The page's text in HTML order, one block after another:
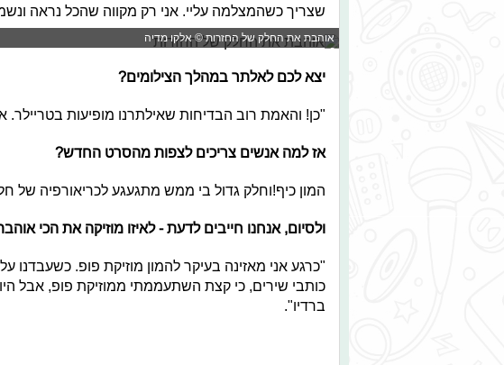
שצריך כשהמצלמה עליי. אני רק מקווה שהכל נראה
אוהבת את החלק של החזרות © אלקו מדיה
יצא לכם לאלתר במהלך הצילומים?
"כן! והאמת רוב הבדיחות שאילתרנו מופיעות בטריילר.
אז למה אנשים צריכים לצפות מהסרט החדש?
המון כיף!וחלק גדול בי ממש מתגעגע לכריאורפיה של
ולסיום, אנחנו חייבים לדעת - לאיזו מוזיקה את הכי
"כרגע אני מאזינה בעיקר להמון מוזיקת פופ. כשעבדנו
כותבי שירים, כי קצת השתעממתי ממוזיקת פופ, אבל
ברדיו".